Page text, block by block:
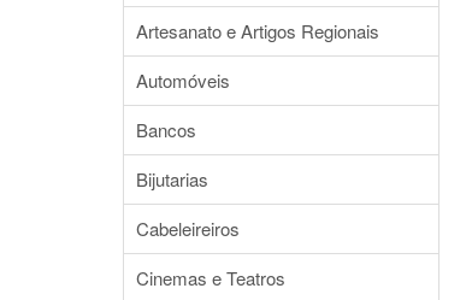
Artesanato e Artigos Regionais
Automóveis
Bancos
Bijutarias
Cabeleireiros
Cinemas e Teatros